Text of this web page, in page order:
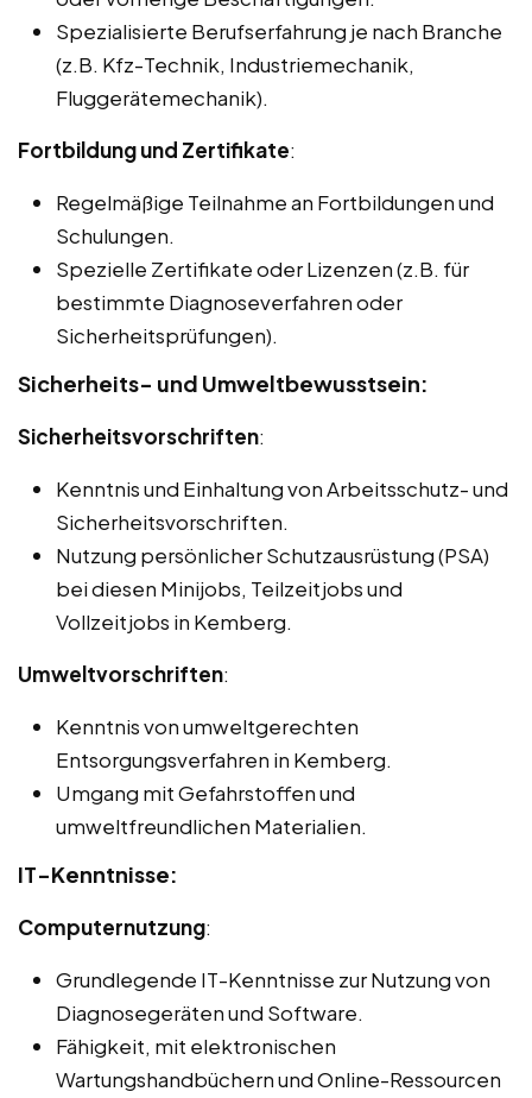
Spezialisierte Berufserfahrung je nach Branche
(z.B. Kfz-Technik, Industriemechanik,
Fluggerätemechanik).
Fortbildung und Zertifikate:
Regelmäßige Teilnahme an Fortbildungen und
Schulungen.
Spezielle Zertifikate oder Lizenzen (z.B. für
bestimmte Diagnoseverfahren oder
Sicherheitsprüfungen).
Sicherheits- und Umweltbewusstsein:
Sicherheitsvorschriften:
Kenntnis und Einhaltung von Arbeitsschutz- und
Sicherheitsvorschriften.
Nutzung persönlicher Schutzausrüstung (PSA)
bei diesen Minijobs, Teilzeitjobs und
Vollzeitjobs in Kemberg.
Umweltvorschriften:
Kenntnis von umweltgerechten
Entsorgungsverfahren in Kemberg.
Umgang mit Gefahrstoffen und
umweltfreundlichen Materialien.
IT-Kenntnisse:
Computernutzung:
Grundlegende IT-Kenntnisse zur Nutzung von
Diagnosegeräten und Software.
Fähigkeit, mit elektronischen
Wartungshandbüchern und Online-Ressourcen